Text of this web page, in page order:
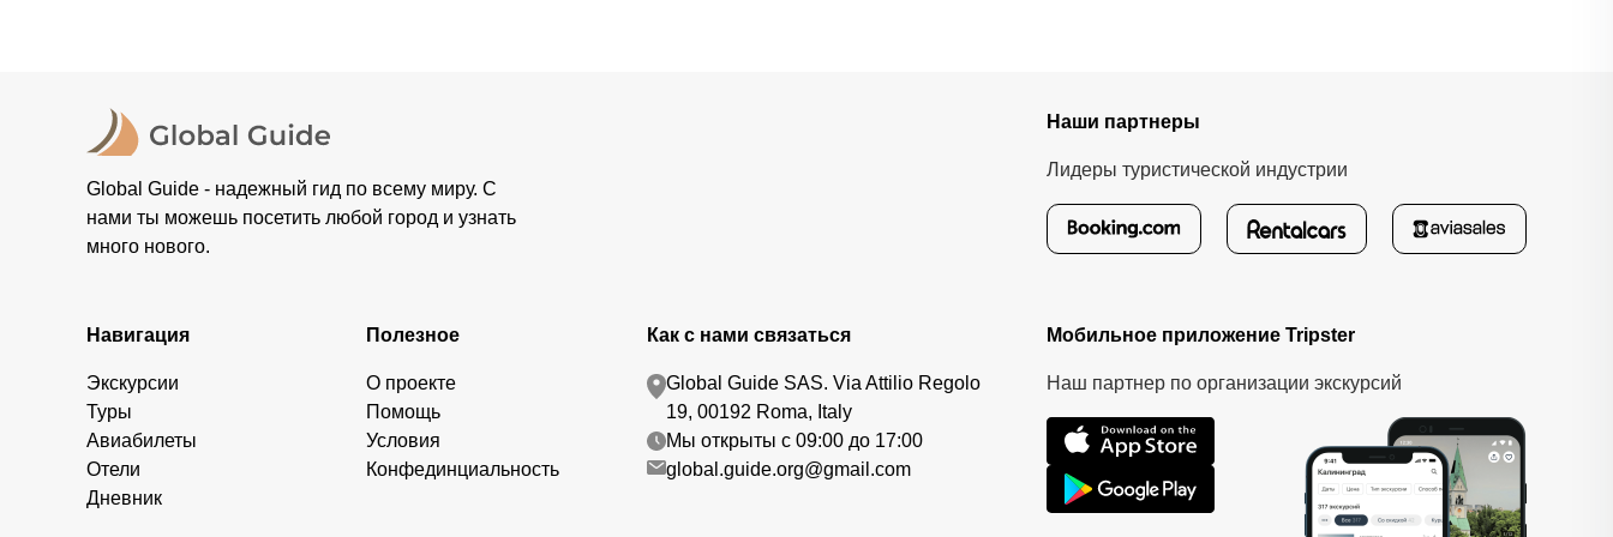
Global Guide - надежный гид по всему миру. С
нами ты можешь посетить любой город и узнать
много нового.
Наши партнеры
Лидеры туристической индустрии
Навигация
Экскурсии
Туры
Авиабилеты
Отели
Дневник
Полезное
О проекте
Помощь
Условия
Конфединциальность
Как с нами связаться
Global Guide SAS. Via Attilio Regolo
19, 00192 Roma, Italy
Мы открыты с 09:00 до 17:00
global.guide.org@gmail.com
Мобильное приложение Tripster
Наш партнер по организации экскурсий